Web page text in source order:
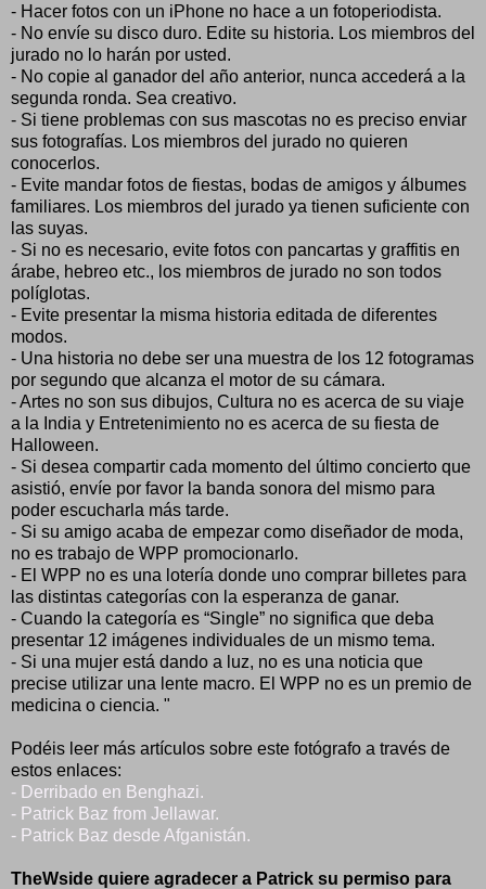
- Hacer fotos con un iPhone no hace a un fotoperiodista.
- No envíe su disco duro. Edite su historia. Los miembros del
jurado no lo harán por usted.
- No copie al ganador del año anterior, nunca accederá a la
segunda ronda. Sea creativo.
- Si tiene problemas con sus mascotas no es preciso enviar
sus fotografías. Los miembros del jurado no quieren
conocerlos.
- Evite mandar fotos de fiestas, bodas de amigos y álbumes
familiares. Los miembros del jurado ya tienen suficiente con
las suyas.
- Si no es necesario, evite fotos con pancartas y graffitis en
árabe, hebreo etc., los miembros de jurado no son todos
políglotas.
- Evite presentar la misma historia editada de diferentes
modos.
- Una historia no debe ser una muestra de los 12 fotogramas
por segundo que alcanza el motor de su cámara.
- Artes no son sus dibujos, Cultura no es acerca de su viaje
a la India y Entretenimiento no es acerca de su fiesta de
Halloween.
- Si desea compartir cada momento del último concierto que
asistió, envíe por favor la banda sonora del mismo para
poder escucharla más tarde.
- Si su amigo acaba de empezar como diseñador de moda,
no es trabajo de WPP promocionarlo.
- El WPP no es una lotería donde uno comprar billetes para
las distintas categorías con la esperanza de ganar.
- Cuando la categoría es “Single” no significa que deba
presentar 12 imágenes individuales de un mismo tema.
- Si una mujer está dando a luz, no es una noticia que
precise utilizar una lente macro. El WPP no es un premio de
medicina o ciencia. "
Podéis leer más artículos sobre este fotógrafo a través de
estos enlaces:
- Derribado en Benghazi.
- Patrick Baz from Jellawar.
- Patrick Baz desde Afganistán.
TheWside quiere agradecer a Patrick su permiso para